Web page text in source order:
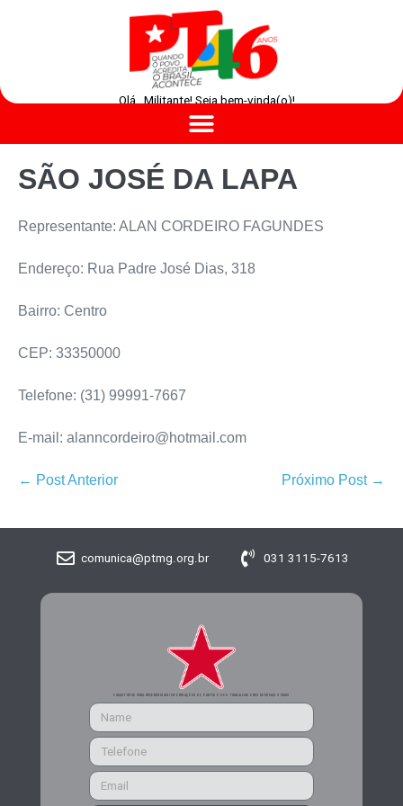
Olá , Militante! Seja bem-vinda(o)!
SÃO JOSÉ DA LAPA
Representante: ALAN CORDEIRO FAGUNDES
Endereço: Rua Padre José Dias, 318
Bairro: Centro
CEP: 33350000
Telefone: (31) 99991-7667
E-mail: alanncordeiro@hotmail.com
← Post Anterior Próximo Post →
comunica@ptmg.org.br 031 3115-7613
CADASTRE-SE PARA RECEBER MAIS INFORMAÇÕES DO PARTIDO DOS TRABALHADORES DE MINAS GERAIS